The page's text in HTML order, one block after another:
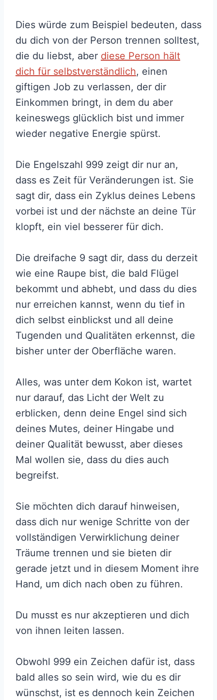
Dies würde zum Beispiel bedeuten, dass
du dich von der Person trennen solltest,
die du liebst, aber diese Person hält
dich für selbstverständlich, einen
giftigen Job zu verlassen, der dir
Einkommen bringt, in dem du aber
keineswegs glücklich bist und immer
wieder negative Energie spürst.
Die Engelszahl 999 zeigt dir nur an,
dass es Zeit für Veränderungen ist. Sie
sagt dir, dass ein Zyklus deines Lebens
vorbei ist und der nächste an deine Tür
klopft, ein viel besserer für dich.
Die dreifache 9 sagt dir, dass du derzeit
wie eine Raupe bist, die bald Flügel
bekommt und abhebt, und dass du dies
nur erreichen kannst, wenn du tief in
dich selbst einblickst und all deine
Tugenden und Qualitäten erkennst, die
bisher unter der Oberfläche waren.
Alles, was unter dem Kokon ist, wartet
nur darauf, das Licht der Welt zu
erblicken, denn deine Engel sind sich
deines Mutes, deiner Hingabe und
deiner Qualität bewusst, aber dieses
Mal wollen sie, dass du dies auch
begreifst.
Sie möchten dich darauf hinweisen,
dass dich nur wenige Schritte von der
vollständigen Verwirklichung deiner
Träume trennen und sie bieten dir
gerade jetzt und in diesem Moment ihre
Hand, um dich nach oben zu führen.
Du musst es nur akzeptieren und dich
von ihnen leiten lassen.
Obwohl 999 ein Zeichen dafür ist, dass
bald alles so sein wird, wie du es dir
wünschst, ist es dennoch kein Zeichen